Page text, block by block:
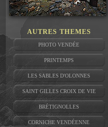
AUTRES THEMES
PHOTO VENDÉE
PRINTEMPS
LES SABLES D'OLONNES
SAINT GILLES CROIX DE VIE
BRÉTIGNOLLES
CORNICHE VENDÉENNE